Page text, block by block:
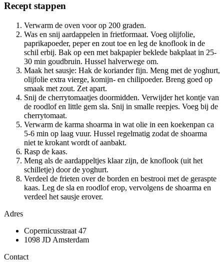
Recept stappen
Verwarm de oven voor op 200 graden.
Was en snij aardappelen in frietformaat. Voeg olijfolie,
paprikapoeder, peper en zout toe en leg de knoflook in de
schil erbij. Bak op een met bakpapier beklede bakplaat in 25-
30 min goudbruin. Hussel halverwege om.
Maak het sausje: Hak de koriander fijn. Meng met de yoghurt,
olijfolie extra vierge, komijn- en chilipoeder. Breng goed op
smaak met zout. Zet apart.
Snij de cherrytomaatjes doormidden. Verwijder het kontje van
de roodlof en little gem sla. Snij in smalle reepjes. Voeg bij de
cherrytomaat.
Verwarm de karma shoarma in wat olie in een koekenpan ca
5-6 min op laag vuur. Hussel regelmatig zodat de shoarma
niet te krokant wordt of aanbakt.
Rasp de kaas.
Meng als de aardappeltjes klaar zijn, de knoflook (uit het
schilletje) door de yoghurt.
Verdeel de frieten over de borden en bestrooi met de geraspte
kaas. Leg de sla en roodlof erop, vervolgens de shoarma en
verdeel het sausje erover.
Adres
Copernicusstraat 47
1098 JD Amsterdam
Contact